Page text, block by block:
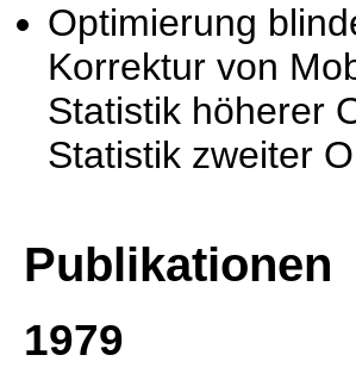
Optimierung
Korrektur von
Statistik höherer
Statistik zweiter
Publikationen
1979